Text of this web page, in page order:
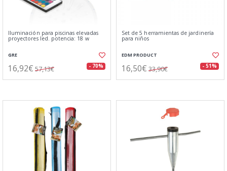
Iluminación para piscinas elevadas
proyectores led. potencia: 18 w
GRE
16,92€ 57,13€ - 70%
Set de 5 herramientas de jardinería
para niños
EDM PRODUCT
16,50€ 33,90€ - 51%